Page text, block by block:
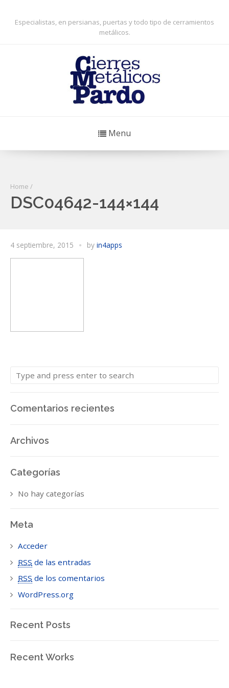
Especialistas, en persianas, puertas y todo tipo de cerramientos
metálicos.
Menu
Home /
DSC04642-144×144
4 septiembre, 2015 by in4apps
Comentarios recientes
Archivos
Categorías
No hay categorías
Meta
Acceder
RSS de las entradas
RSS de los comentarios
WordPress.org
Recent Posts
Recent Works